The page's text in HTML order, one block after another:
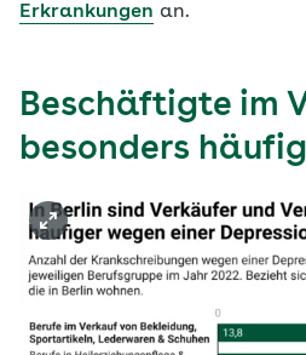
Erkrankungen an.
Beschäftigte im
besonders